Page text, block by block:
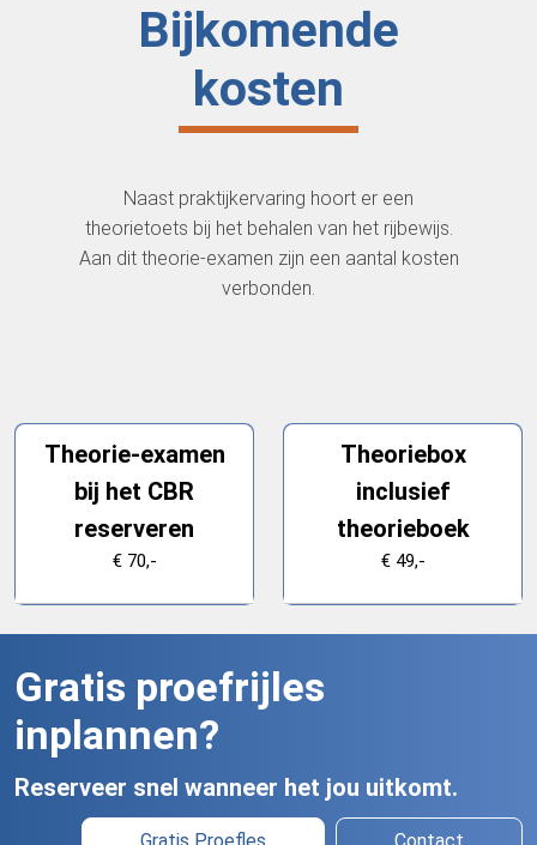
Bijkomende
kosten
Naast praktijkervaring hoort er een
theorietoets bij het behalen van het rijbewijs.
Aan dit theorie-examen zijn een aantal kosten
verbonden.
Theorie-examen
bij het CBR
reserveren
€ 70,-
Theoriebox
inclusief
theorieboek
€ 49,-
Gratis proefrijles
inplannen?
Reserveer snel wanneer het jou uitkomt.